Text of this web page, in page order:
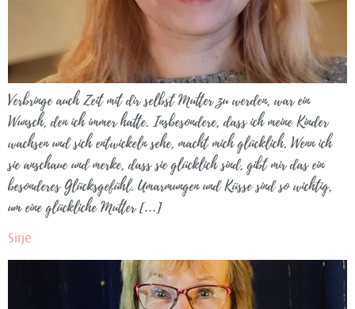
Verbringe auch Zeit mit dir selbst Mutter zu werden, war ein
Wunsch, den ich immer hatte. Insbesondere, dass ich meine Kinder
wachsen und sich entwickeln sehe, macht mich glücklich. Wenn ich
sie anschaue und merke, dass sie glücklich sind, gibt mir das ein
besonderes Glücksgefühl. Umarmungen und Küsse sind so wichtig,
um eine glückliche Mutter […]
Sirje